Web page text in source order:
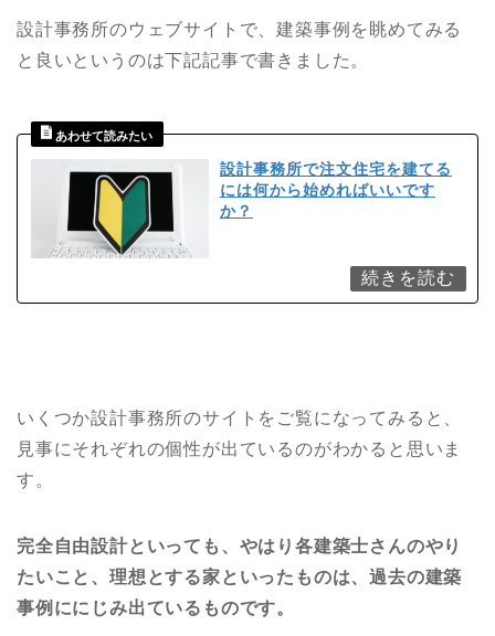
設計事務所のウェブサイトで、建築事例を眺めてみる
と良いというのは下記記事で書きました。
設計事務所で注文住宅を建てる
には何から始めればいいです
か？
いくつか設計事務所のサイトをご覧になってみると、
見事にそれぞれの個性が出ているのがわかると思いま
す。
完全自由設計といっても、やはり各建築士さんのやり
たいこと、理想とする家といったものは、過去の建築
事例ににじみ出ているものです。